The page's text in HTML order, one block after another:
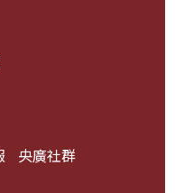
央廣社群